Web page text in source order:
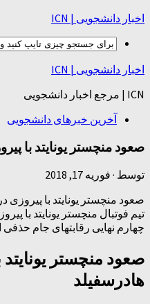
اخبار دانشجویی | ICN
اخبار دانشجویی | ICN
ICN | مرجع اخبار دانشجویی
آخرین خبرهای دانشجویی
صعود منچستر یونایتد با
توسط · فوریه 17, 2018
صعود منچستر یونایتد با پیروزی
تیم فوتبال منچستر یونایتد با
چهارم نهایی رقابتهای جام
صعود منچستر
هادرسفیلد